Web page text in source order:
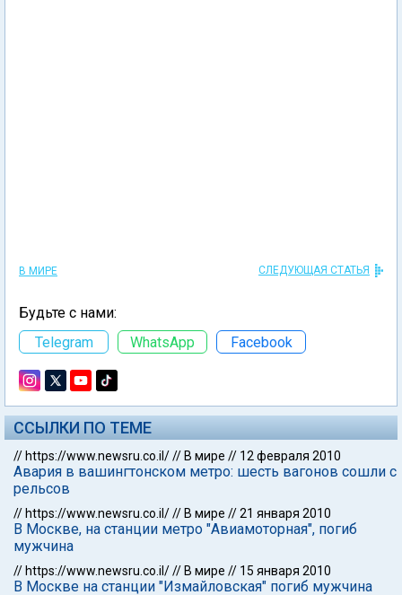
В МИРЕ СЛЕДУЮЩАЯ СТАТЬЯ
Будьте с нами:
Telegram
WhatsApp Facebook
ССЫЛКИ ПО ТЕМЕ
// https://www.newsru.co.il/// В мире // 12 февраля 2010
Авария в вашингтонском метро: шесть вагонов сошли с
рельсов
// https://www.newsru.co.il/// В мире //21 января 2010
В Москве, на станции метро "Авиамоторная", погиб
мужчина
// https://www.newsru.co.il/// В мире // 15 января 2010
В Москве на станции "Измайловская" погиб мужчина